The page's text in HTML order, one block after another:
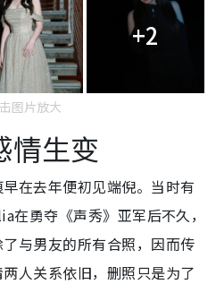
+2
图片放大
情生变
在去年便初见端倪。当时有
勇夺《声秀》亚军后不久，
与男友的所有合照，因而传
人关系依旧，删照只是为了